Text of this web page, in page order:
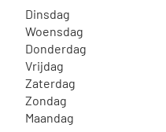
Dinsdag
Woensdag
Donderdag
Vrijdag
Zaterdag
Zondag
Maandag